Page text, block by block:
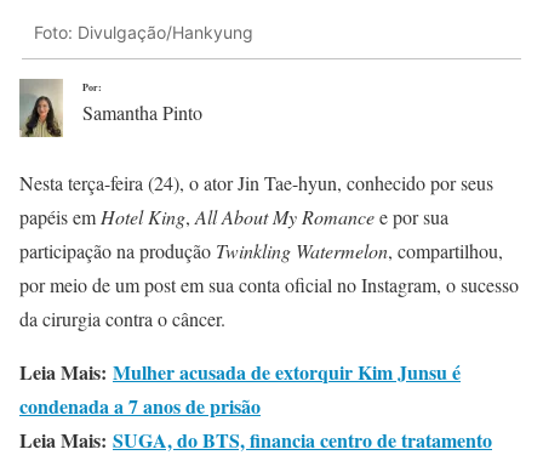
Foto: Divulgação/Hankyung
Por:
Samantha Pinto
Nesta terça-feira (24), o ator Jin Tae-hyun, conhecido por seus
papéis em Hotel King, All About My Romancee por sua
participação na produção Twinkling Watermelon, compartilhou,
por meio de um post em sua conta oficial no Instagram, o sucesso
da cirurgia contra o câncer.
Leia Mais: Mulher acusada de extorquir Kim Junsu é
condenada a 7 anos de prisão
Leia Mais: SUGA, do BTS, financia centro de tratamento